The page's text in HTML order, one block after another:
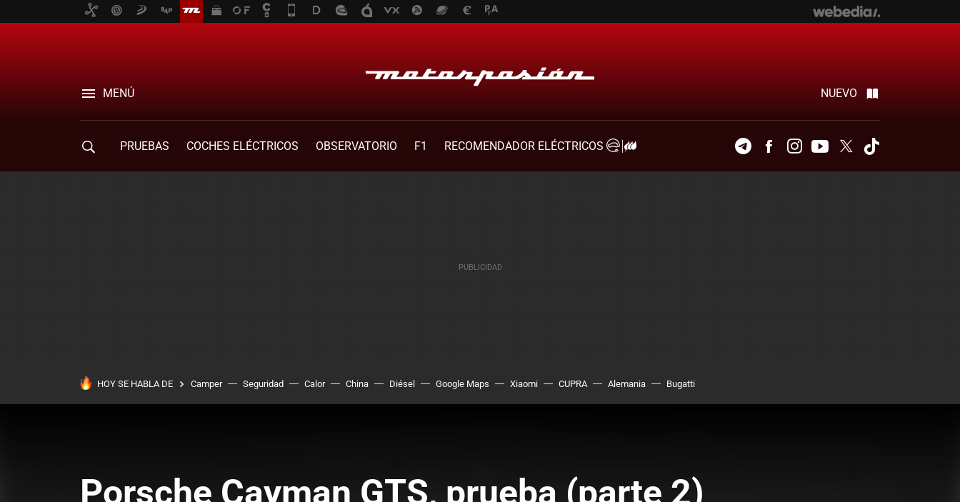
MENÚ NUEVO
PRUEBAS COCHES ELÉCTRICOS OBSERVATORIO F1
RECOMENDADOR ELÉCTRICOS
TelegramFacebookInstagramYoutubeTwitter
HOY SE HABLA DE Camper Seguridad Calor China Diésel Google Maps Xiaomi CUPRA Alemania Bugatti
Porsche Cayman GTS, prueba (parte 2)